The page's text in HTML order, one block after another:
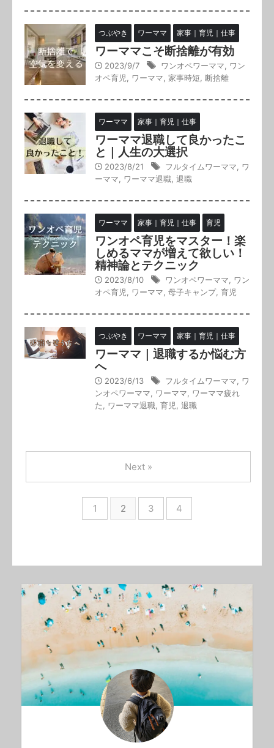
つぶやき ワーママ 家事｜育児｜仕事
ワーママこそ断捨離が有効
2023/9/7 ワンオペワーママ
ワン
オペ育児
ワーママ 家事時短 断捨離
ワーママ 家事｜育児｜仕事
ワーママ退職して良かったこ
と｜人生の大選択
2023/8/21 フルタイムワーママ
ワ
ーママ
ワーママ退職 退職
ワーママ 家事｜育児｜仕事 育児
ワンオペ育児をマスター！楽
しめるママが増えて欲しい！
精神論とテクニック
2023/8/10 ワンオペワーママ
ワン
オペ育児
ワーママ 母子キャンプ, 育児
つぶやき ワーママ 家事｜育児｜仕事
ワーママ｜退職するか悩む方
へ
2023/6/13 フルタイムワーママ
ワ
ンオペワーママ
ワーママ
ワーママ疲れ
た
ワーママ退職 育児 退職
1 2 3 4
Next »